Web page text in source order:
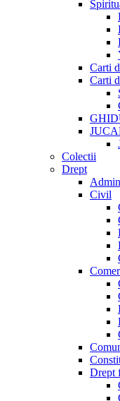
Carti
Carti
Colectii
Drept
Civil
Drept